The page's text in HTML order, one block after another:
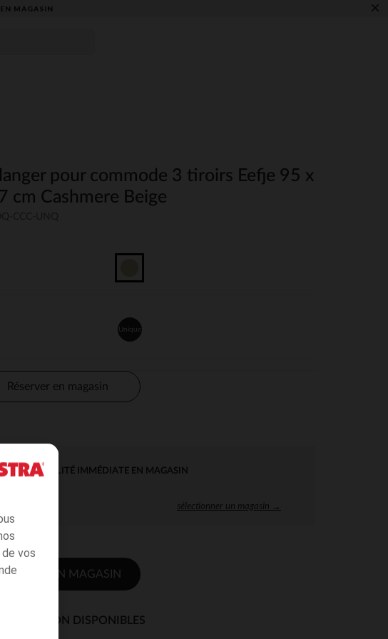
vos
MAGASIN​ ×
langer pour commode 3 tiroirs Eefje 95 x
cm Cashmere Beige
Unique
Réserver en magasin
DISPONIBILITÉ IMMÉDIATE EN MAGASIN
sélectionner un magasin →
MON MAGASIN
LIVRAISON DISPONIBLES